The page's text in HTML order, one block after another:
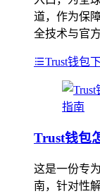
道，作为保
全技术与官
Trust钱包
Trust钱包
这是一份专
南，针对性